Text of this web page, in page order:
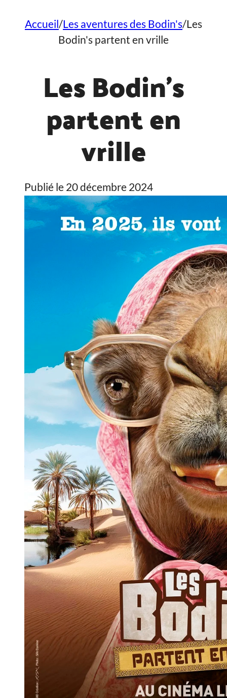
Accueil/Les aventures des Bodin's/Les
Bodin's partent en vrille
Les Bodin’s
partent en
vrille
Publié le 20 décembre 2024